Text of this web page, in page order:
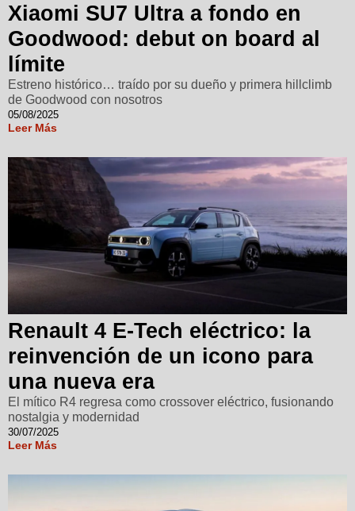
Xiaomi SU7 Ultra a fondo en
Goodwood: debut on board al
límite
Estreno histórico… traído por su dueño y primera hillclimb
de Goodwood con nosotros
05/08/2025
Leer Más
Renault 4 E-Tech eléctrico: la
reinvención de un icono para
una nueva era
El mítico R4 regresa como crossover eléctrico, fusionando
nostalgia y modernidad
30/07/2025
Leer Más